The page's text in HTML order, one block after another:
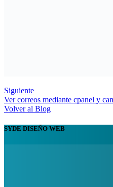
Siguiente
Ver correos mediante cpanel y
Volver al Blog
SYDE DISEÑO WEB